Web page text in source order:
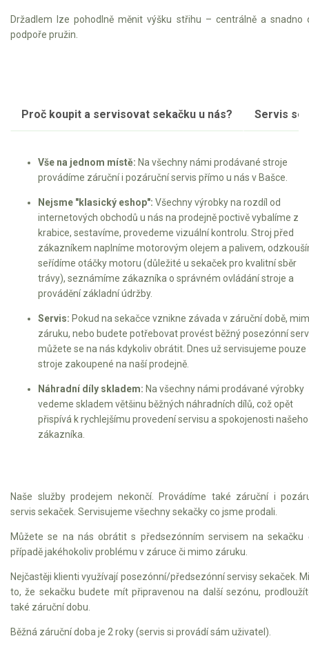
Držadlem lze pohodlně měnit výšku střihu – centrálně a snadno
podpoře pružin.
Proč koupit a servisovat sekačku u nás? Servis
Vše na jednom místě: Na všechny námi prodávané stroje
provádíme záruční i pozáruční servis přímo u nás v Bašce.
Nejsme "klasický eshop": Všechny výrobky na rozdíl od
internetových obchodů u nás na prodejně poctivě vybalíme z
krabice, sestavíme, provedeme vizuální kontrolu. Stroj před
zákazníkem naplníme motorovým olejem a palivem,
seřídíme otáčky motoru (důležité u sekaček pro kvalitní sběr
trávy), seznámíme zákazníka o správném ovládání stroje a
provádění základní údržby.
Servis: Pokud na sekačce vznikne závada v záruční době,
záruku, nebo budete potřebovat provést běžný posezónní
můžete se na nás kdykoliv obrátit. Dnes už servisujeme pouze
stroje zakoupené na naší prodejně.
Náhradní díly skladem: Na všechny námi prodávané výrobky
vedeme skladem většinu běžných náhradních dílů, což opět
přispívá k rychlejšímu provedení servisu a spokojenosti našeho
zákazníka.
Naše služby prodejem nekončí. Provádíme také záruční i
servis sekaček. Servisujeme všechny sekačky co jsme prodali.
Můžete se na nás obrátit s předsezónním servisem na sekačku
případě jakéhokoliv problému v záruce či mimo záruku.
Nejčastěji klienti využívají posezónní/předsezónní servisy sekaček.
to, že sekačku budete mít připravenou na další sezónu,
také záruční dobu.
Běžná záruční doba je 2 roky (servis si provádí sám uživatel).